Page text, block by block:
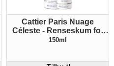
Cattier Paris Nuage
Céleste - Renseskum for
ansikt
150ml